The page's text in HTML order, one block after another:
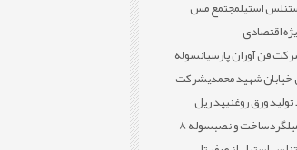
استیلمجتمع مس
اقتصادی
فن آوران پارسیانسوله
شهید محمدیشرکت
تولید ورق روغنیپد ریل
ساخت و نصب
سوله 8